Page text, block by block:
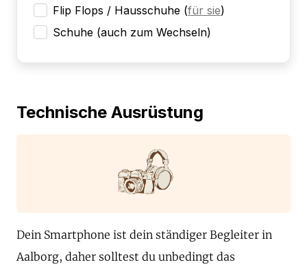
Flip Flops / Hausschuhe (für sie)
Schuhe (auch zum Wechseln)
Technische Ausrüstung
Dein Smartphone ist dein ständiger Begleiter in
Aalborg, daher solltest du unbedingt das